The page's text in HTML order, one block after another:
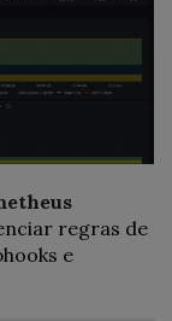
regras de
e